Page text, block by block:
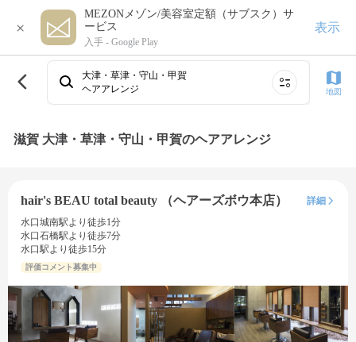
×
MEZONメゾン/美容室定額（サブスク）サ
ービス
入手 - Google Play
表示
大津・草津・守山・甲賀
ヘアアレンジ
地図
滋賀 大津・草津・守山・甲賀のヘアアレンジ
hair's BEAU total beauty （ヘアーズボウ本店）
詳細
水口城南駅より徒歩1分
水口石橋駅より徒歩7分
水口駅より徒歩15分
評価コメント募集中